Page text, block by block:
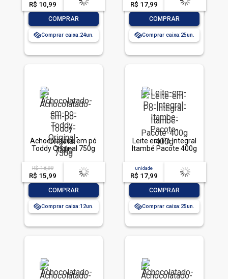
R$ 10,99 -- --,--un.
COMPRAR
Comprar caixa:24
R$ 17,99 -- --,--un.
COMPRAR
Comprar caixa:25
Achocolatado em pó
Toddy Original 750g
R$ 18,99
R$ 15,99
acima de
-- --,--un.
COMPRAR
Comprar caixa:12
Leite em Pó Integral
Itambé Pacote 400g
unidade
R$ 17,99
acima de
-- --,--un.
COMPRAR
Comprar caixa:25